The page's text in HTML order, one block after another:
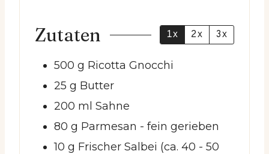
Zutaten 1x 2x 3x
500 g Ricotta Gnocchi
25 g Butter
200 ml Sahne
80 g Parmesan - fein gerieben
10 g Frischer Salbei (ca. 40 - 50